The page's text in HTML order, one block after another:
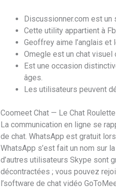
Discussionner.com est
Cette utility appartient à
Geoffrey aime l’anglais et
Omegle est un chat visuel
Est une occasion
âges.
Les utilisateurs peuvent
Coomeet Chat — Le Chat
La communication en ligne se
de chat. WhatsApp est gratuit
WhatsApp s’est fait un nom sur
d’autres utilisateurs Skype sont
décontractées ; vous pouvez
l’software de chat vidéo